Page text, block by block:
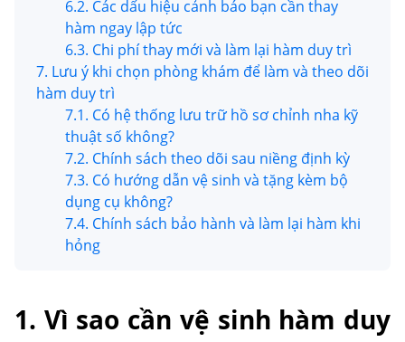
6.2. Các dấu hiệu cảnh báo bạn cần thay
hàm ngay lập tức
6.3. Chi phí thay mới và làm lại hàm duy trì
7. Lưu ý khi chọn phòng khám để làm và theo dõi
hàm duy trì
7.1. Có hệ thống lưu trữ hồ sơ chỉnh nha kỹ
thuật số không?
7.2. Chính sách theo dõi sau niềng định kỳ
7.3. Có hướng dẫn vệ sinh và tặng kèm bộ
dụng cụ không?
7.4. Chính sách bảo hành và làm lại hàm khi
hỏng
1. Vì sao cần vệ sinh hàm duy